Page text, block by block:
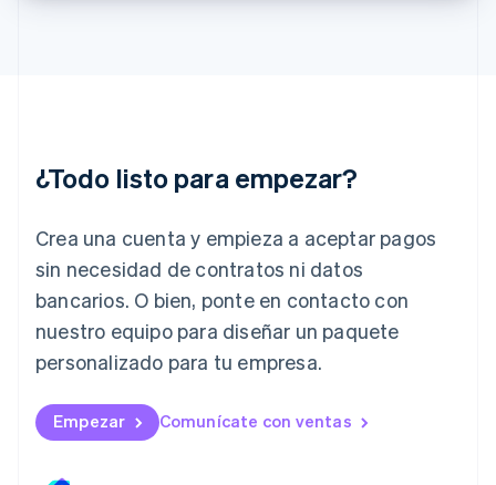
¿Todo listo para empezar?
Crea una cuenta y empieza a aceptar pagos
sin necesidad de contratos ni datos
bancarios. O bien, ponte en contacto con
nuestro equipo para diseñar un paquete
personalizado para tu empresa.
Empezar Comunícate con ventas
Letonia
English
Deutsch English
Lituania
English
Luxemburgo
FrançaisDeutsch English
English 简体中文
English
México